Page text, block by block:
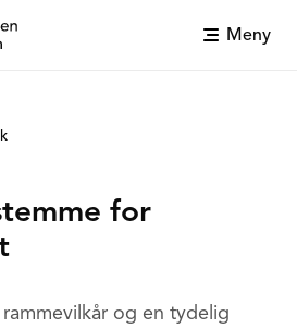
Meny
for
og en tydelig